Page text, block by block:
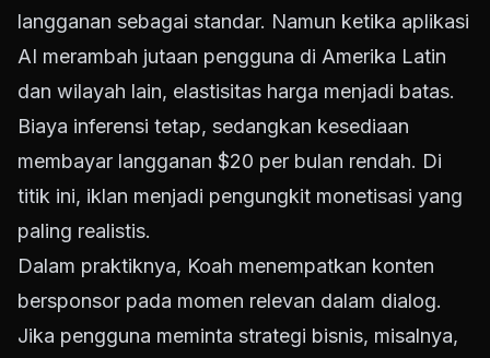
langganan sebagai standar. Namun ketika aplikasi
AI merambah jutaan pengguna di Amerika Latin
dan wilayah lain, elastisitas harga menjadi batas.
Biaya inferensi tetap, sedangkan kesediaan
membayar langganan $20 per bulan rendah. Di
titik ini, iklan menjadi pengungkit monetisasi yang
paling realistis.
Dalam praktiknya, Koah menempatkan konten
bersponsor pada momen relevan dalam dialog.
Jika pengguna meminta strategi bisnis, misalnya,